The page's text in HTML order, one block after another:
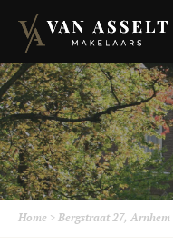
Home > Bergstraat 27, Arnhem